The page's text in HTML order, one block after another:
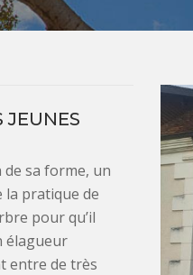
JEUNES
sa forme, un
pratique de
pour qu’il
élagueur
entre de très